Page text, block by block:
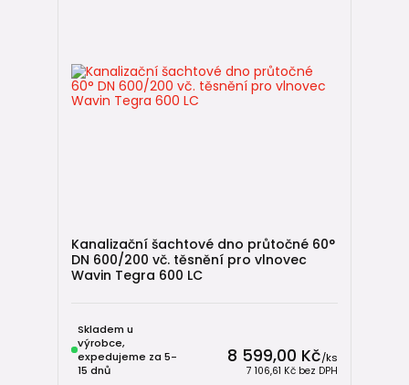
Kanalizační šachtové dno průtočné 60°
DN 600/200 vč. těsnění pro vlnovec
Wavin Tegra 600 LC
8 599,00 Kč/ks
7 106,61 Kč bez DPH
Skladem u
výrobce,
expedujeme za 5-
15 dnů